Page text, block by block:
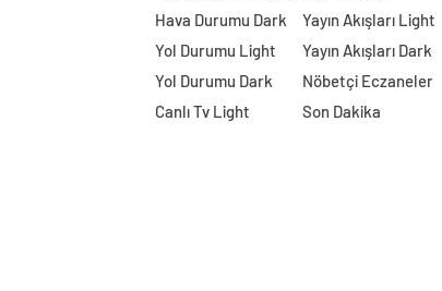
Hava Durumu Dark
Yol Durumu Light
Yol Durumu Dark
Canlı Tv Light
Yayın Akışları Light
Yayın Akışları Dark
Nöbetçi Eczaneler
Son Dakika